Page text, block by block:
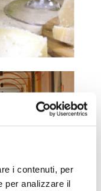
i contenuti, per
per analizzare il